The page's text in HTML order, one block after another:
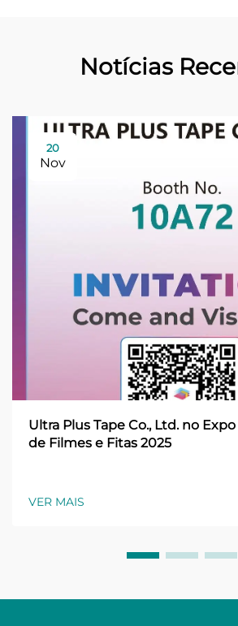
Notícias
20
Nov
Ultra Plus Tape Co., Ltd. no
de Filmes e Fitas 2025
VER MAIS